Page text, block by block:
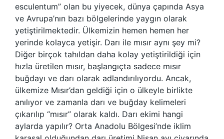
esculentum” olan bu yiyecek, dünya çapında Asya
ve Avrupa’nın bazı bölgelerinde yaygın olarak
yetiştirilmektedir. Ülkemizin hemen hemen her
yerinde kolayca yetişir. Darı ile mısır aynı şey mi?
Diğer birçok tahıldan daha kolay yetiştirildiği için
hızla üretilen mısır, başlangıçta sadece mısır
buğdayı ve darı olarak adlandırılıyordu. Ancak,
ülkemize Mısır’dan geldiği için o ülkeyle birlikte
anılıyor ve zamanla darı ve buğday kelimeleri
çıkarılıp “mısır” olarak kaldı. Darı ekimi hangi
aylarda yapılır? Orta Anadolu Bölgesi’nde iklim